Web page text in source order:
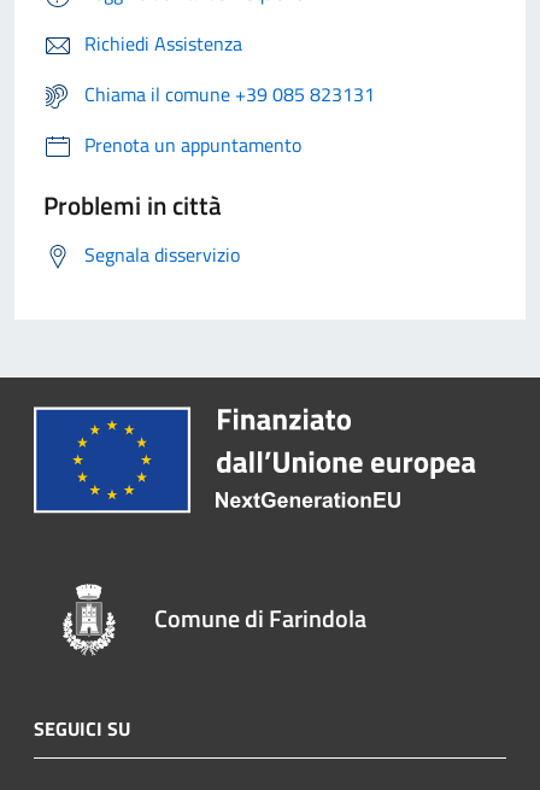
Richiedi Assistenza
Chiama il comune +39 085 823131
Prenota un appuntamento
Problemi in città
Segnala disservizio
Comune di Farindola
SEGUICI SU